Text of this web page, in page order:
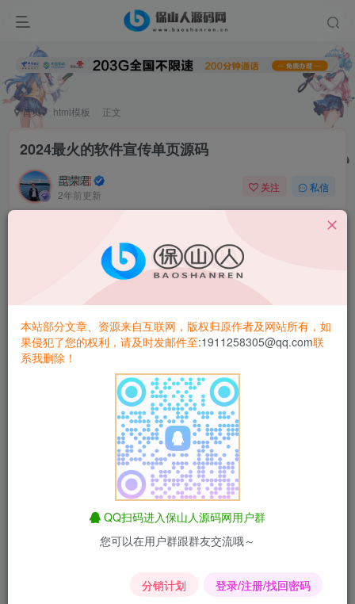
首页 html模板 正文
2024最火的软件宣传单页源码
昆荣君
2年前更新
关注 私信
2024最火的软件宣传单页源码，图片可以自己替换在文件夹
内，替换同名就行
Php版本选择纯静态
将源码整包倒入服务器
index.html修改下载链接
本站部分文章、资源来自互联网，版权归原作者及网站所有，如
果侵犯了您的权利，请及时发邮件至:1911258305@qq.com联
系我删除！
QQ扫码进入保山人源码网用户群
您可以在用户群跟群友交流哦～
分销计划 登录/注册/找回密码